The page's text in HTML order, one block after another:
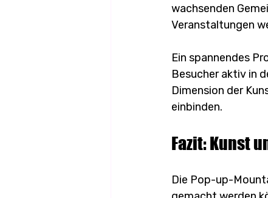
wachsenden
Veranstaltungen
Ein spannendes
Besucher aktiv in
Dimension der
einbinden.
Fazit: Kunst
Die Pop-up-